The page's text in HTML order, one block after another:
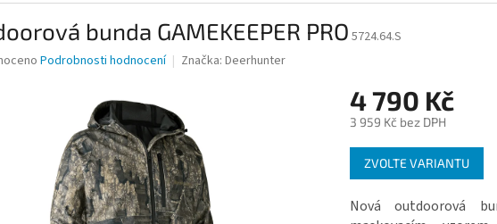
bunda GAMEKEEPER PRO5724.64.S
Podrobnosti hodnocení Značka: Deerhunter
4 790 Kč
3 959 Kč bez DPH
Měrná
cena:
ZVOLTE VARIANTU
Nová outdoorová